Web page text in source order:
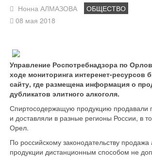
Нонна АЛМАЗОВА
ОБЩЕСТВО
08 мая 2018
Управление Роспотребнадзора по
ходе мониторинга интеренет-ресурсов
сайту, где размещена информация о
дубликатов элитного алкоголя.
Спиртосодержащую продукцию продавали
и доставляли в разные регионы России, в
Орел.
По российскому законодательству продажа
продукции дистанционным способом не